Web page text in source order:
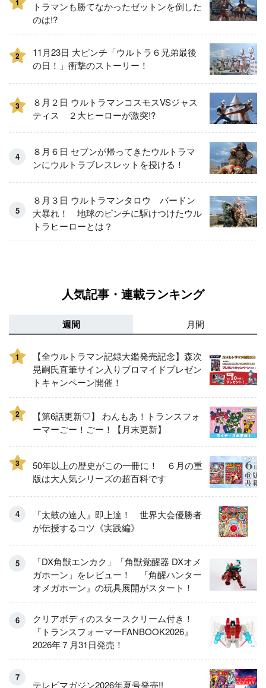
1
トラマンも勝てなかったゼットンを倒した
のは!?
2
11月23日 大ピンチ「ウルトラ６兄弟最後
の日！」衝撃のストーリー！
3
８月２日 ウルトラマンコスモスVSジャス
ティス ２大ヒーローが激突!?
８月６日 セブンが帰ってきたウルトラマ
ンにウルトラブレスレットを授ける！
８月３日 ウルトラマンタロウ バードン
大暴れ！ 地球のピンチに駆けつけたウル
トラヒーローとは？
人気記事・連載ランキング
週間 月間
1
【全ウルトラマン記録大鑑発売記念】森次
晃嗣氏直筆サイン入りブロマイドプレゼン
トキャンペーン開催！
2
【第6話更新♡】 わんもあ！トランスフォ
ーマーごー！ごー！【月末更新】
3
50年以上の歴史がこの一冊に！ ６月の重
版は大人気シリーズの超百科です
『太鼓の達人』即上達！ 世界大会優勝者
が伝授するコツ《実践編》
「DX角獣エンカク」「角獣覚醒器 DXオメ
ガホーン」をレビュー！ 『角醒ハンター
オメガホーン』の玩具展開がスタート！
クリアボディのスタースクリーム付き！
『トランスフォーマーFANBOOK2026』
2026年７月31日発売！
テレビマガジン2026年夏号発売!!